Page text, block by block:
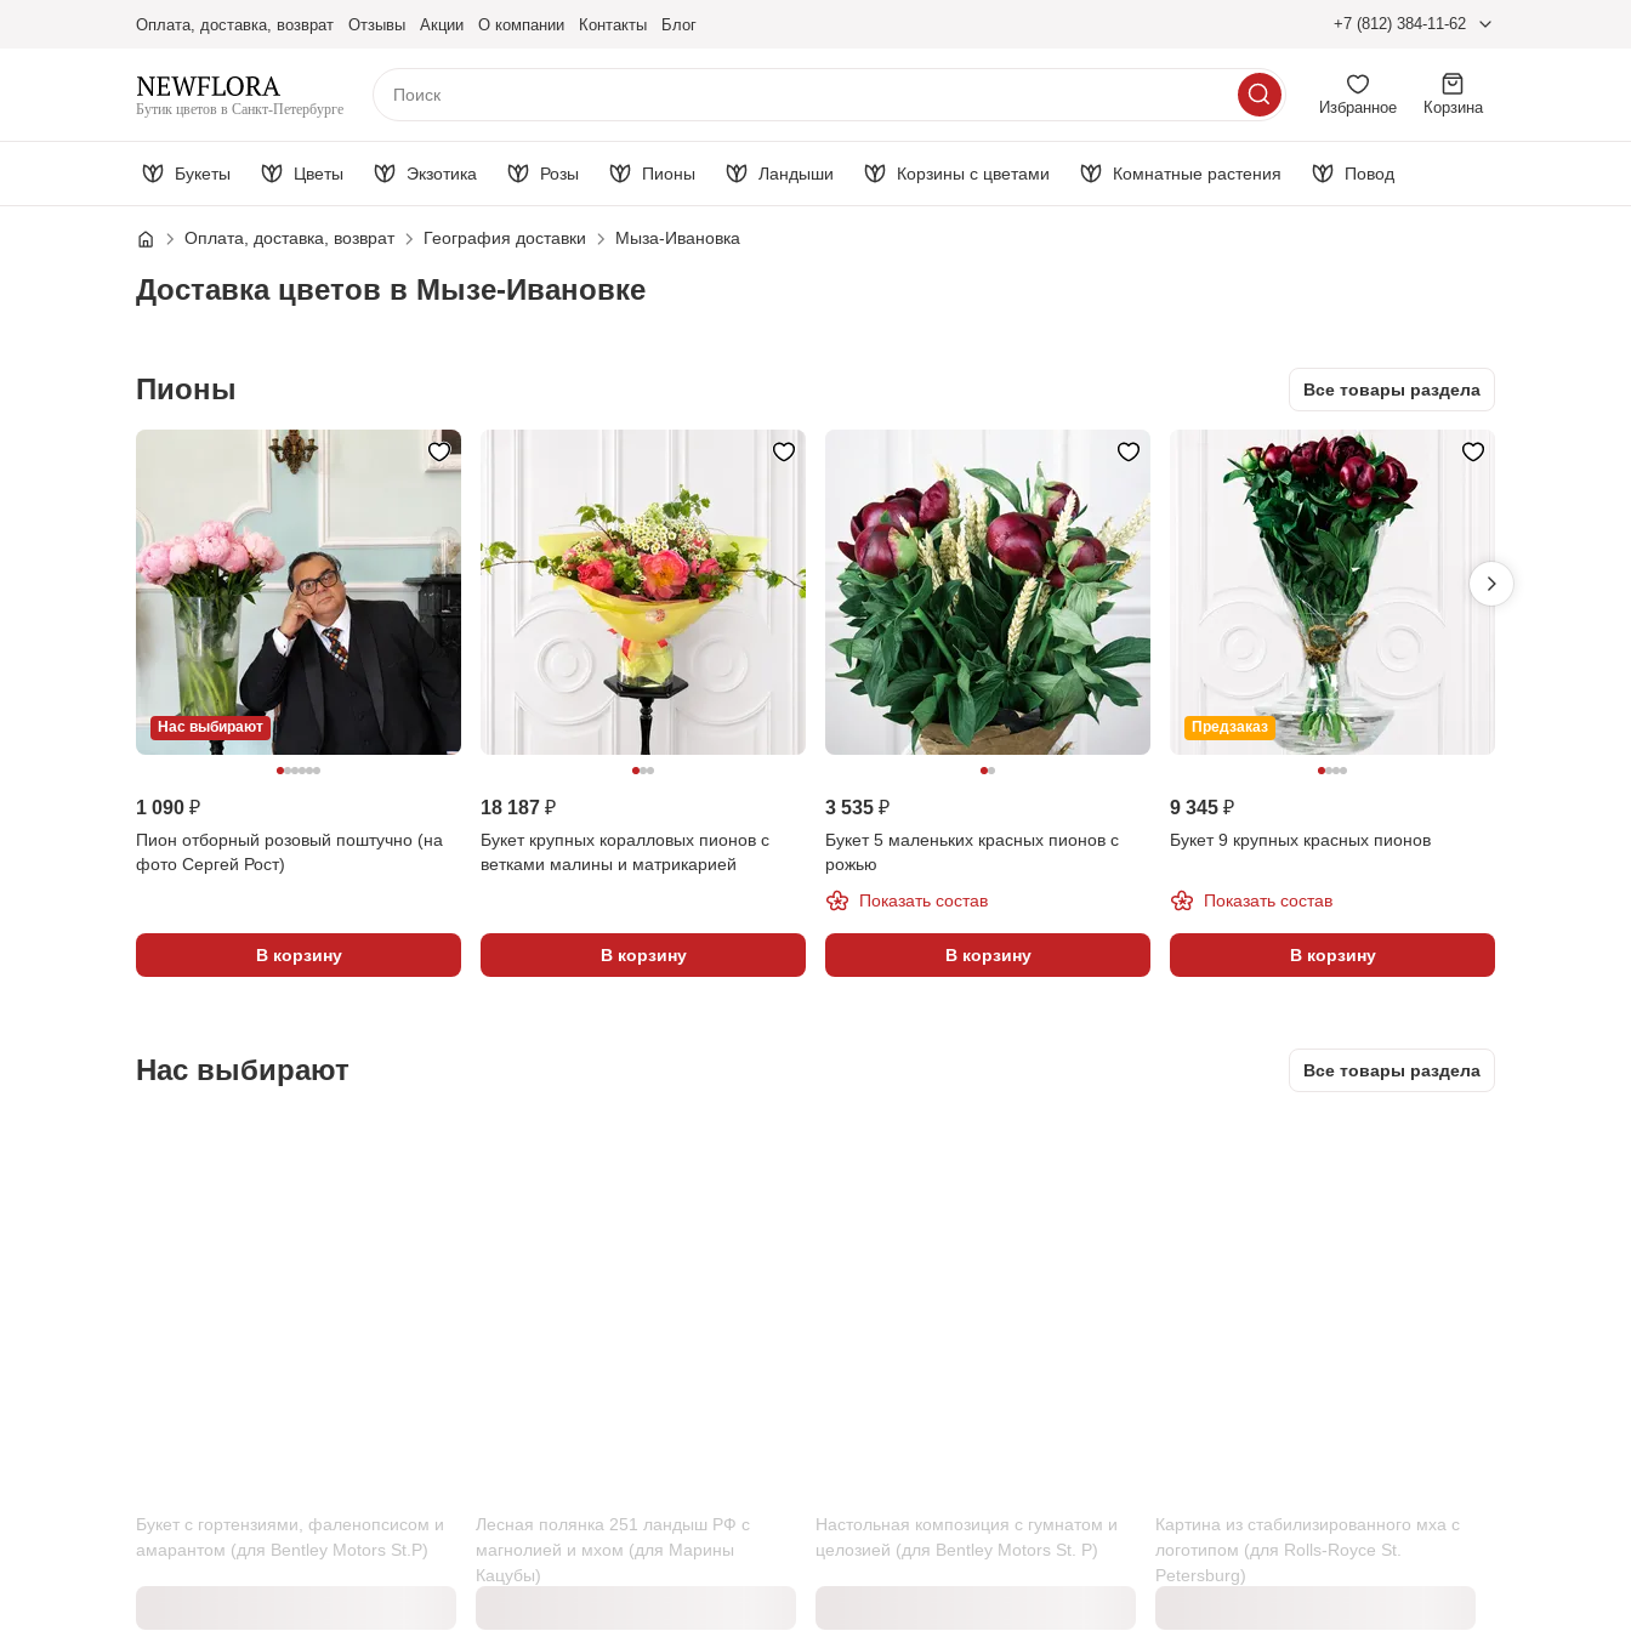
Оплата, доставка, возврат Отзывы Акции О компании Контакты Блог +7 (812) 384-11-62
Бутик цветов в Санкт-Петербурге Избранное Корзина
Букеты Цветы Экзотика Розы Пионы Ландыши Корзины с цветами Комнатные растения Повод
Оплата, доставка, возврат География доставки Мыза-Ивановка
Доставка цветов в Мызе-Ивановке
Пионы Все товары раздела
Нас выбирают
1 090 ₽
Пион отборный розовый поштучно (на
фото Сергей Рост)
В корзину
18 187 ₽
Букет крупных коралловых пионов с
ветками малины и матрикарией
В корзину
3 535 ₽
Букет 5 маленьких красных пионов с
рожью
Показать состав
В корзину
Предзаказ
9 345 ₽
Букет 9 крупных красных пионов
Показать состав
В корзину
Нас выбирают Все товары раздела
Букет с гортензиями, фаленопсисом и
амарантом (для Bentley Motors St.P)
Лесная полянка 251 ландыш РФ с
магнолией и мхом (для Марины
Кацубы)
Настольная композиция с гумнатом и
целозией (для Bentley Motors St. P)
Картина из стабилизированного мха с
логотипом (для Rolls-Royce St.
Petersburg)